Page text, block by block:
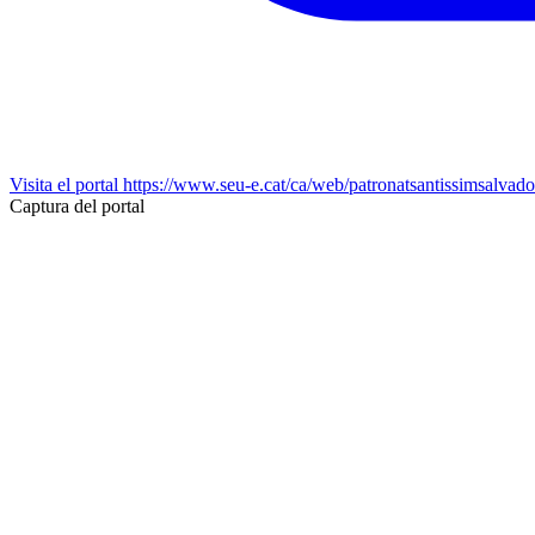
Visita el portal https://www.seu-e.cat/ca/web/
Captura del portal